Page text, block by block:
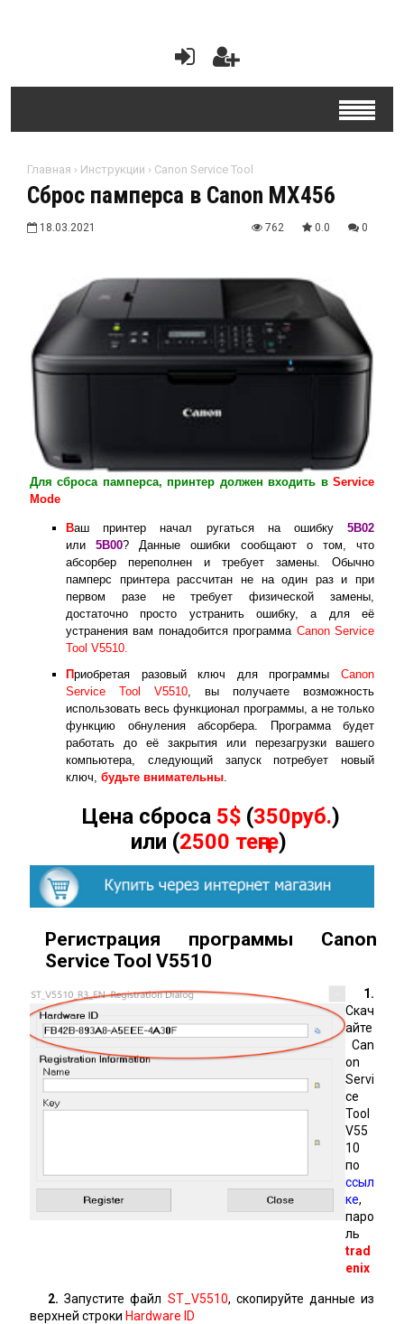
Главная › Инструкции › Canon Service Tool
Сброс памперса в Canon MX456
18.03.2021 762 0.0 0
Для сброса памперса, принтер должен входить в Service
Mode
Ваш принтер начал ругаться на ошибку 5B02
или5B00? Данные ошибки сообщают о том, что
абсорбер переполнен и требует замены. Обычно
памперс принтера рассчитан не на один раз и при
первом разе не требует физической замены,
достаточно просто устранить ошибку, а для её
устранения вам понадобится программа Canon Service
Tool V5510.
Приобретая разовый ключ для программы Canon
Service Tool V5510 , вы получаете возможность
использовать весь функционал программы, а не только
функцию обнуления абсорбера. Программа будет
работать до её закрытия или перезагрузки вашего
компьютера, следующий запуск потребует новый
ключ, будьте внимательны
Цена сброса 5$ (350руб.)
или (2500 теңге)
Регистрация программы Canon
Service Tool V5510
1.
Скач
айте
Can
on
Servi
ce
Tool
V55
10
по
ссыл
ке,
паро
ль
trad
enix
2. Запустите файл ST_V5510, скопируйте данные из
верхней строки Hardware ID